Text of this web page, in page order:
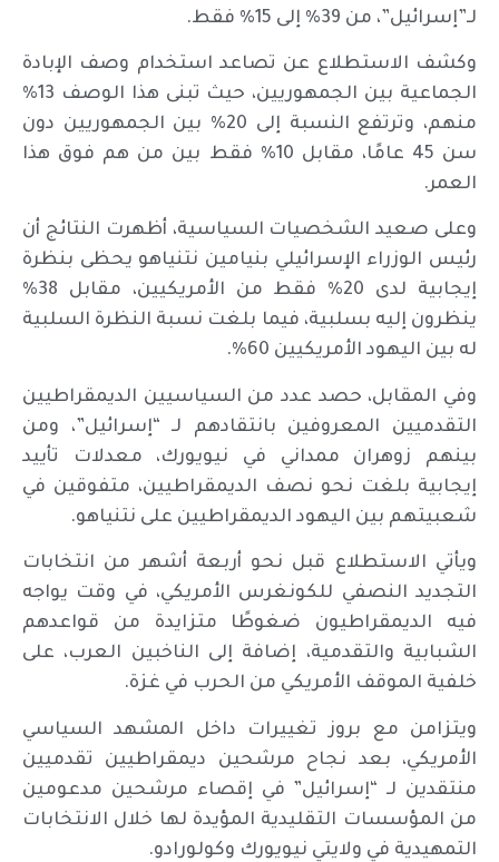
لـ”إسرائيل”، من 39% إلى 15% فقط.
وكشف الاستطلاع عن تصاعد استخدام وصف الإبادة
الجماعية بين الجمهوريين، حيث تبنى هذا الوصف 13%
منهم، وترتفع النسبة إلى 20% بين الجمهوريين دون
سن 45 عامًا، مقابل 10% فقط بين من هم فوق هذا
العمر.
وعلى صعيد الشخصيات السياسية، أظهرت النتائج أن
رئيس الوزراء الإسرائيلي بنيامين نتنياهو يحظى بنظرة
إيجابية لدى 20% فقط من الأمريكيين، مقابل 38%
ينظرون إليه بسلبية، فيما بلغت نسبة النظرة السلبية
له بين اليهود الأمريكيين 60%.
وفي المقابل، حصد عدد من السياسيين الديمقراطيين
التقدميين المعروفين بانتقادهم لـ “إسرائيل”، ومن
بينهم زوهران ممداني في نيويورك، معدلات تأييد
إيجابية بلغت نحو نصف الديمقراطيين، متفوقين في
شعبيتهم بين اليهود الديمقراطيين على نتنياهو.
ويأتي الاستطلاع قبل نحو أربعة أشهر من انتخابات
التجديد النصفي للكونغرس الأمريكي، في وقت يواجه
فيه الديمقراطيون ضغوطًا متزايدة من قواعدهم
الشبابية والتقدمية، إضافة إلى الناخبين العرب، على
خلفية الموقف الأمريكي من الحرب في غزة.
ويتزامن مع بروز تغييرات داخل المشهد السياسي
الأمريكي، بعد نجاح مرشحين ديمقراطيين تقدميين
منتقدين لـ “إسرائيل” في إقصاء مرشحين مدعومين
من المؤسسات التقليدية المؤيدة لها خلال الانتخابات
التمهيدية في ولايتي نيويورك وكولورادو.